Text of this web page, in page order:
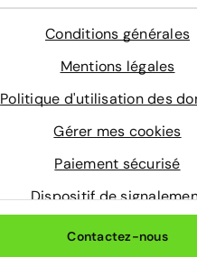
Contactez-nous
Conditions générales
Mentions légales
Politique d'utilisation des
Gérer mes cookies
Paiement sécurisé
Dispositif de
© 2026